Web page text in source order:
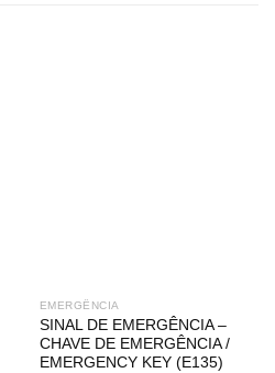
EMERGÊNCIA
SINAL DE EMERGÊNCIA –
CHAVE DE EMERGÊNCIA /
EMERGENCY KEY (E135)